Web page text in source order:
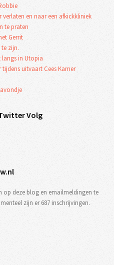
en naar een afkickkliniek
te praten
Gerrit
te zijn.
in Utopia
uitvaart Cees Kamer
Volg
op deze blog en emailmeldingen te
zijn er 687 inschrijvingen.